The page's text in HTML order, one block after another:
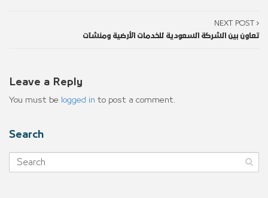
NEXT POST
تعاون بين الشركة السعودية للخدمات الأرضية ومنشآت
Leave a Reply
You must be logged in to post a comment.
Search